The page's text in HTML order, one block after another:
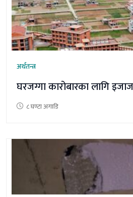
अर्थतन्त्र
घरजग्गा कारोबारका लागि
८ घण्टा अगाडि